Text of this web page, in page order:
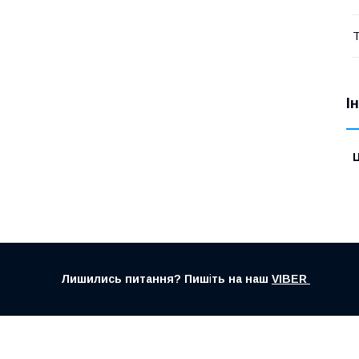
Лишились питання? Пишіть на наш VIBER